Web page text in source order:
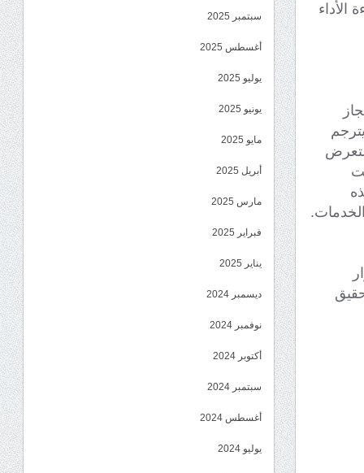
الأداء
سبتمبر 2025
أغسطس 2025
يوليو 2025
يونيو 2025
مايو 2025
أبريل 2025
مارس 2025
فبراير 2025
يناير 2025
ديسمبر 2024
نوفمبر 2024
أكتوبر 2024
سبتمبر 2024
أغسطس 2024
يوليو 2024